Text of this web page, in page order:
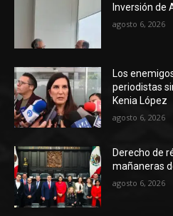
Inversión de
agosto 6, 2026
Los
periodistas
Kenia López
agosto 6, 2026
Derecho de
mañaneras
agosto 6, 2026